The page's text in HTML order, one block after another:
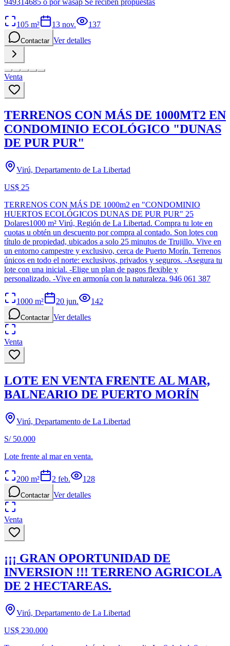
105 m² 13 nov. 137
Contactar Ver detalles
Venta
TERRENOS CON MÁS DE 1000MT2 EN
CONDOMINIO ECOLÓGICO "DUNAS
DE PUR PUR"
Virú, Departamento de La Libertad
US$ 25
TERRENOS CON MÁS DE 1000m2 en "CONDOMINIO
HUERTOS ECOLÓGICOS DUNAS DE PUR PUR" 25
Dolares1000 m² Virú, Región de La Libertad. Compra tu lote en
cuotas u obtén un descuento por compra al contado. Son lotes con
título de propiedad, ubicados a solo 25 minutos de Trujillo. Vive en
un entorno campestre y exclusivo, cerca de Puerto Morín. Terrenos
únicos en todo el norte: exclusivos, privados y seguros. -Asegura tu
lote con una inicial. -Elige un plan de pagos flexible y
personalizado. -Vive en armonía con la naturaleza. 946 061 387
1000 m² 20 jun. 142
Contactar Ver detalles
Venta
LOTE EN VENTA FRENTE AL MAR,
BALNEARIO DE PUERTO MORÍN
Virú, Departamento de La Libertad
S/ 50.000
Lote frente al mar en venta.
200 m² 2 feb. 128
Contactar Ver detalles
Venta
¡¡¡ GRAN OPORTUNIDAD DE
INVERSION !!! TERRENO AGRICOLA
DE 2 HECTAREAS.
Virú, Departamento de La Libertad
US$ 230.000